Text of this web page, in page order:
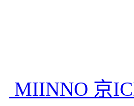
MIINNO 京